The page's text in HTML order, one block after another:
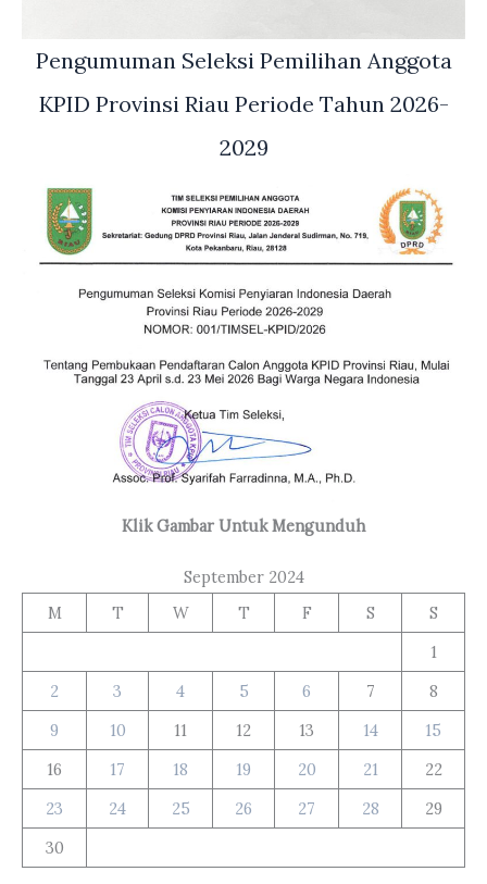
Pengumuman Seleksi Pemilihan Anggota
KPID Provinsi Riau Periode Tahun 2026-
2029
Klik Gambar Untuk Mengunduh
September 2024
M
T W T F S
S
1
2
3 4 5 6 7
8
9
10 11 12 13 14
15
16
17 18 19 20 21
22
23
24 25 26 27 28
29
30